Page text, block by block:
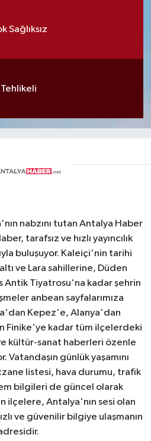
Sağlıksız
Tehlikeli
nabzını tutan Antalya Haber
tarafsız ve hızlı yayıncılık
buluşuyor. Kaleiçi'nin tarihi
ve Lara sahillerine, Düden
Antik Tiyatrosu'na kadar şehrin
anbean sayfalarımıza
Kepez'e, Alanya'dan
Finike'ye kadar tüm ilçelerdeki
kültür-sanat haberleri özenle
Vatandaşın günlük yaşamını
listesi, hava durumu, trafik
bilgileri de güncel olarak
ilçelere, Antalya'nın sesi olan
ve güvenilir bilgiye ulaşmanın